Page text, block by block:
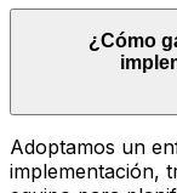
¿Cómo
Adoptamos un
implementación,